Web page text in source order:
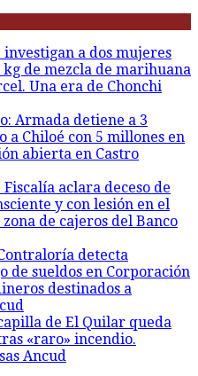
investigan a dos mujeres
de mezcla de marihuana
Una era de Chonchi
Armada detiene a 3
a Chiloé con 5 millones en
abierta en Castro
Fiscalía aclara deceso de
y con lesión en el
de cajeros del Banco
detecta
de sueldos en Corporación
destinados a
de El Quilar queda
«raro» incendio.
Ancud